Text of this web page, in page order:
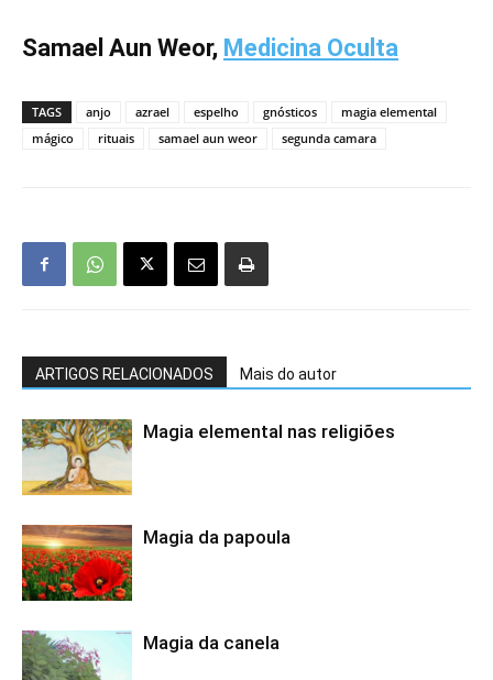
Samael Aun Weor, Medicina Oculta
TAGS anjo azrael espelho gnósticos
magia elemental
mágico
rituais samael aun weor segunda camara
ARTIGOS RELACIONADOS Mais do autor
Magia elemental nas religiões
Magia da papoula
Magia da canela